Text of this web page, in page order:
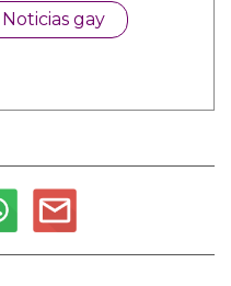
Noticias gay